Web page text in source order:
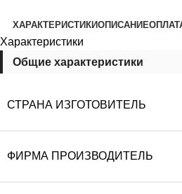
ХАРАКТЕРИСТИКИОПИСАНИЕ
Характеристики
Общие характеристики
СТРАНА ИЗГОТОВИТЕЛЬ
ФИРМА ПРОИЗВОДИТЕЛЬ